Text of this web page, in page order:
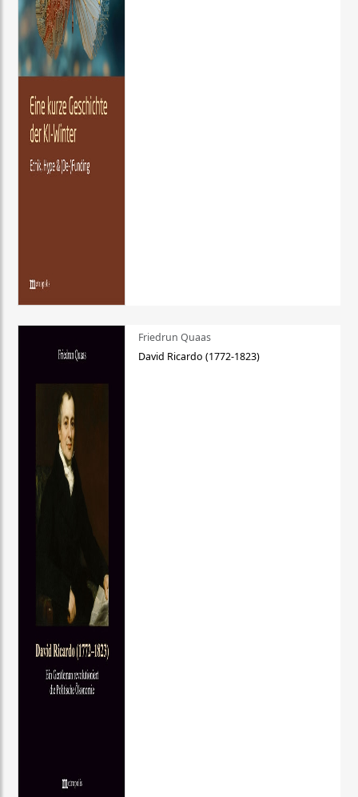
Friedrun Quaas
David Ricardo (1772-1823)